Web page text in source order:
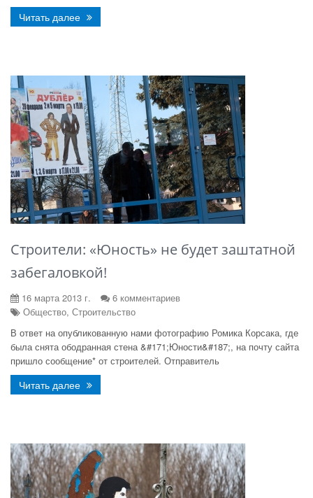
Читать далее
Строители: «Юность» не будет заштатной
забегаловкой!
16 марта 2013 г.
6 комментариев
Общество, Строительство
В ответ на опубликованную нами фотографию Ромика Корсака, где
была снята ободранная стена &#171;Юности&#187;, на почту сайта
пришло сообщение* от строителей. Отправитель
Читать далее